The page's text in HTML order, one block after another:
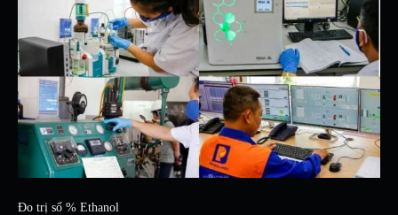
Đo trị số % Ethanol